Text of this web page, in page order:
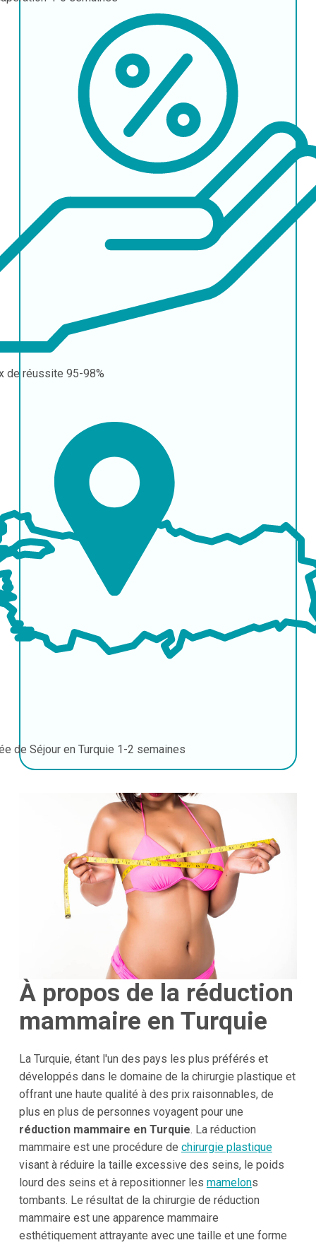
de réussite 95-98%
de Séjour en Turquie 1-2 semaines
À propos de la réduction
mammaire en Turquie
La Turquie, étant l'un des pays les plus préférés et
développés dans le domaine de la chirurgie plastique et
offrant une haute qualité à des prix raisonnables, de
plus en plus de personnes voyagent pour une
réduction mammaire en Turquie. La réduction
mammaire est une procédure de chirurgie plastique
visant à réduire la taille excessive des seins, le poids
lourd des seins et à repositionner les mamelons
tombants. Le résultat de la chirurgie de réduction
mammaire est une apparence mammaire
esthétiquement attrayante avec une taille et une forme